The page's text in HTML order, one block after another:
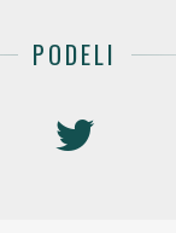
PODELI